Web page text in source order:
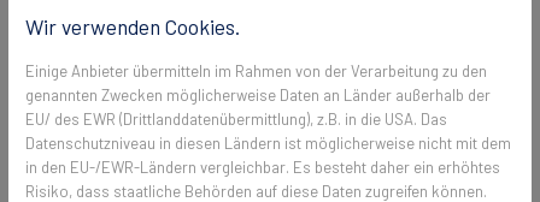
seinen Fenstern anbringen kann. Die wohl bekannteste Fliegenabwehr
einfach in den Fensterrahmen eingespannt und hält das lästige
Ungeziefer fern. Ein Aluminium-Rahmen hält ein unauffälliges Gewebe,
welches als Schutz vor den Eindringlingen dient. Die Spannrahmen
können in unterschiedlichen Farben und aus verschiedenen Materialien
hergestellt werden und passen damit zu jeder individuellen
Wir verwenden Cookies.
Einige Anbieter übermitteln im Rahmen von der Verarbeitung zu den
genannten Zwecken möglicherweise Daten an Länder außerhalb der
EU/ des EWR (Drittlanddatenübermittlung), z.B. in die USA. Das
Datenschutzniveau in diesen Ländern ist möglicherweise nicht mit dem
in den EU-/EWR-Ländern vergleichbar. Es besteht daher ein erhöhtes
Risiko, dass staatliche Behörden auf diese Daten zugreifen können.